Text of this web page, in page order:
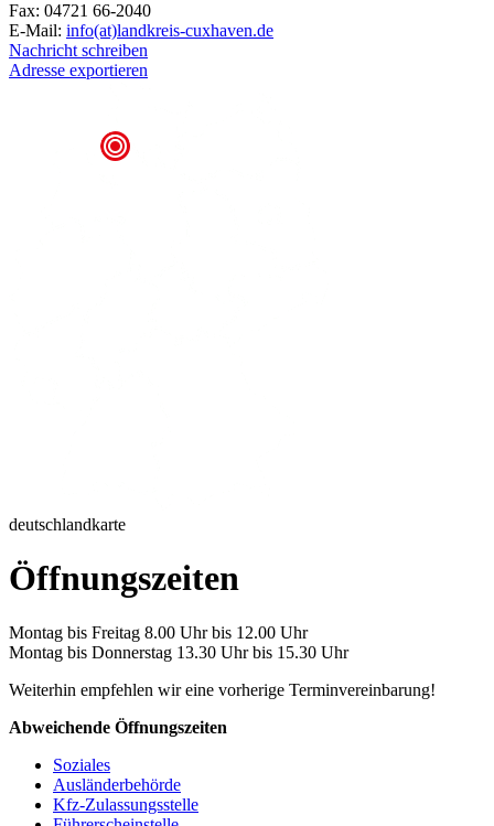
Fax: 04721 66-2040
E-Mail: info(at)landkreis-cuxhaven.de
Nachricht schreiben
Adresse exportieren
deutschlandkarte
Öffnungszeiten
Montag bis Freitag 8.00 Uhr bis 12.00 Uhr
Montag bis Donnerstag 13.30 Uhr bis 15.30 Uhr
Weiterhin empfehlen wir eine vorherige Terminvereinbarung!
Abweichende Öffnungszeiten
Soziales
Ausländerbehörde
Kfz-Zulassungsstelle